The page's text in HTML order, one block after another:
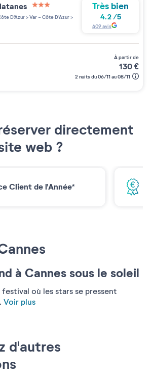
à Cannes sous le soleil
où les stars se pressent
Voir plus
3 étoiles sur 5
D'Azur>Var - Côte D'Azur>
Très bien
4.2/5
409avis
à partir de
130€
2 nuits du 06/11 au 08/11
directement
web ?
Client de l'Année*
d'autres